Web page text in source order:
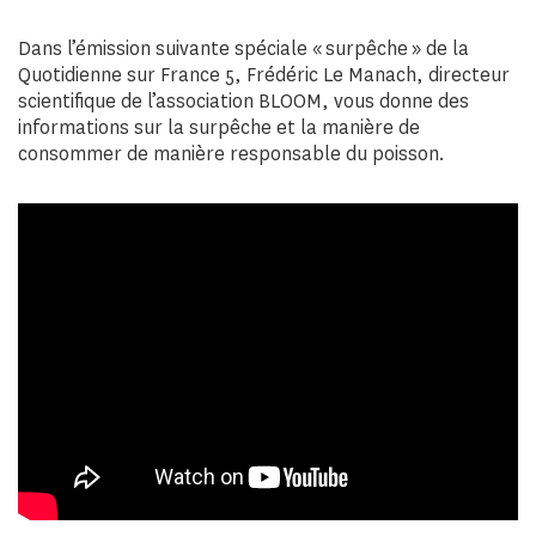
Dans l’émission suivante spéciale « surpêche » de la
Quotidienne sur France 5, Frédéric Le Manach, directeur
scientifique de l’association BLOOM, vous donne des
informations sur la surpêche et la manière de
consommer de manière responsable du poisson.